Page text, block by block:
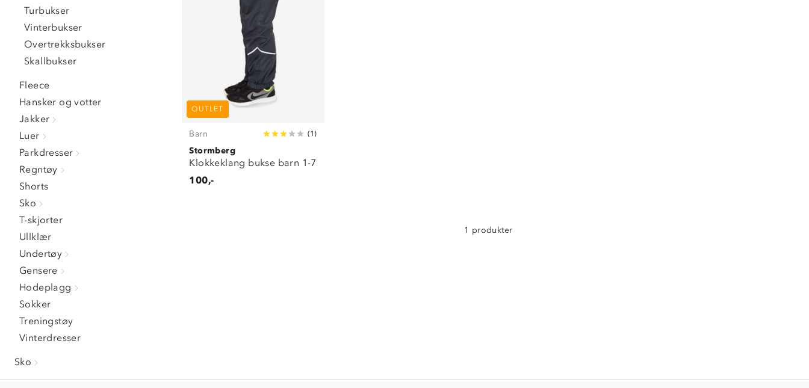
Turbukser
Vinterbukser
Overtrekksbukser
Skallbukser
Fleece
Hansker og votter
Jakker
Luer
Parkdresser
Regntøy
Shorts
Sko
T-skjorter
Ullklær
Undertøy
Gensere
Hodeplagg
Sokker
Treningstøy
Vinterdresser
Sko
OUTLET
Barn (1 )
Stormberg
Klokkeklang bukse barn 1-7
100,-
1 produkter